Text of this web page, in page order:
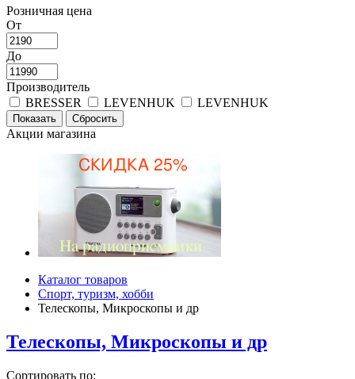
Розничная цена
От
До
Производитель
BRESSER
LEVENHUK LEVENHUK
Акции магазина
Каталог товаров
Спорт, туризм, хобби
Телескопы, Микроскопы и др
Телескопы, Микроскопы и др
Сортировать по: